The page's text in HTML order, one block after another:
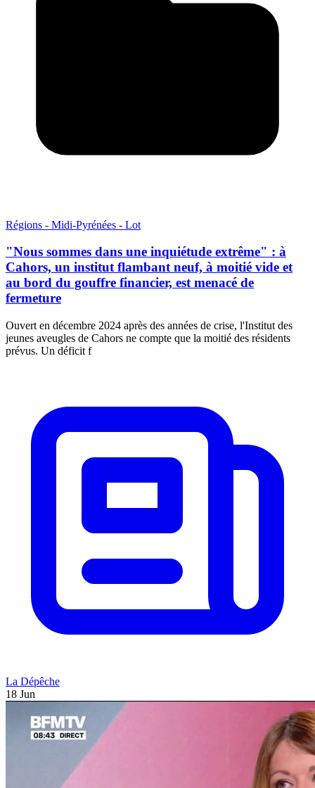
Régions - Midi-Pyrénées - Lot
"Nous sommes dans une inquiétude extrême" : à
Cahors, un institut flambant neuf, à moitié vide et
au bord du gouffre financier, est menacé de
fermeture
Ouvert en décembre 2024 après des années de crise, l'Institut des
jeunes aveugles de Cahors ne compte que la moitié des résidents
prévus. Un déficit f
La Dépêche
18 Jun